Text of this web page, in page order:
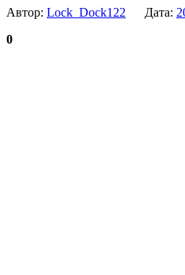
Автор: Lock_Dock122 Дата:
0